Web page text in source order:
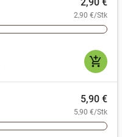
2,90 €/Stk
add_shopping_cart
5,90 €
5,90 €/Stk